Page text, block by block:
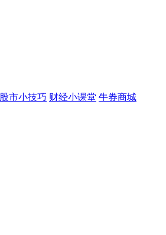
股市小技巧 财经小课堂 牛券商城